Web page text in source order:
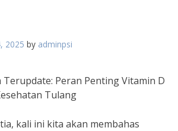
2025 by adminpsi
Peran Penting Vitamin D
Tulang
kali ini kita akan membahas